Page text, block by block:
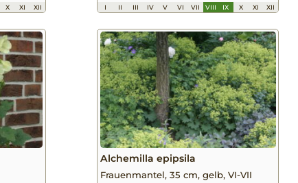
X XI XII I II III IV V VI VII VIII IX X XI XII
Alchemilla epipsila
Frauenmantel, 35 cm, gelb, VI-VII